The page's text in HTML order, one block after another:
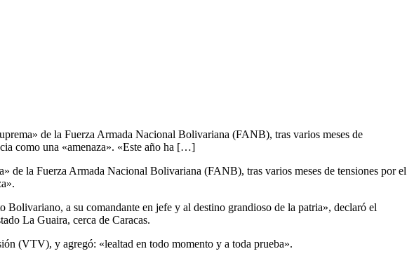
de la Fuerza Armada Nacional Bolivariana (FANB), tras varios meses de
como una «amenaza». «Este año ha […]
de la Fuerza Armada Nacional Bolivariana (FANB), tras varios meses de tensiones por el
a su comandante en jefe y al destino grandioso de la patria», declaró el
La Guaira, cerca de Caracas.
(VTV), y agregó: «lealtad en todo momento y a toda prueba».